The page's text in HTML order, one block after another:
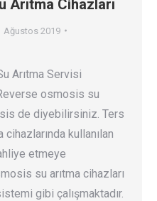
Arıtma Cihazları
Ağustos 2019
Arıtma Servisi
osmosis su
de diyebilirsiniz. Ters
kullanılan
etmeye
su arıtma cihazları
gibi çalışmaktadır.